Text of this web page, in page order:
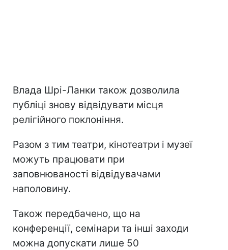
Влада Шрі-Ланки також дозволила
публіці знову відвідувати місця
релігійного поклоніння.
Разом з тим театри, кінотеатри і музеї
можуть працювати при
заповнюваності відвідувачами
наполовину.
Також передбачено, що на
конференції, семінари та інші заходи
можна допускати лише 50